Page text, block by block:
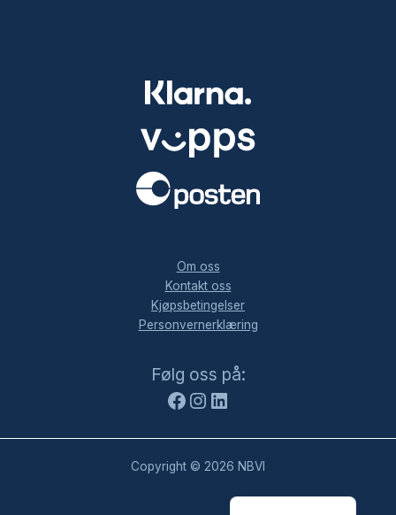
Om oss
Kontakt oss
Kjøpsbetingelser
Personvernerklæring
Følg oss på:
Facebook
Instagram
LinkedIn
Copyright © 2026 NBVI